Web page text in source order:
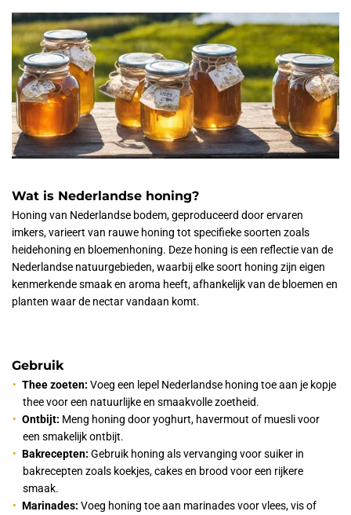
Wat is Nederlandse honing?
Honing van Nederlandse bodem, geproduceerd door ervaren
imkers, varieert van rauwe honing tot specifieke soorten zoals
heidehoning en bloemenhoning. Deze honing is een reflectie van de
Nederlandse natuurgebieden, waarbij elke soort honing zijn eigen
kenmerkende smaak en aroma heeft, afhankelijk van de bloemen en
planten waar de nectar vandaan komt.
Gebruik
Thee zoeten: Voeg een lepel Nederlandse honing toe aan je kopje
thee voor een natuurlijke en smaakvolle zoetheid.
Ontbijt: Meng honing door yoghurt, havermout of muesli voor
een smakelijk ontbijt.
Bakrecepten: Gebruik honing als vervanging voor suiker in
bakrecepten zoals koekjes, cakes en brood voor een rijkere
smaak.
Marinades: Voeg honing toe aan marinades voor vlees, vis of